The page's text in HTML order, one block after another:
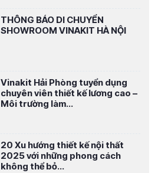
THÔNG BÁO DI CHUYỂN
SHOWROOM VINAKIT HÀ NỘI
Vinakit Hải Phòng tuyển dụng
chuyên viên thiết kế lương cao –
Môi trường làm...
20 Xu hướng thiết kế nội thất
2025 với những phong cách
không thể bỏ...